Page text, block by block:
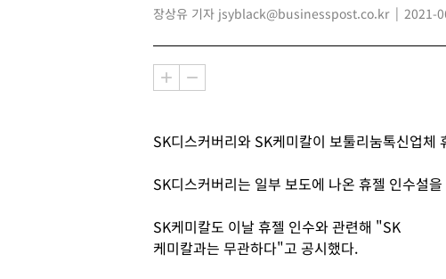
장상유 기자 jsyblack@businesspost.co.kr 2021-
SK디스커버리와 SK케미칼이 보툴리눔톡신업체
SK디스커버리는 일부 보도에 나온 휴젤 인수설
SK케미칼도 이날 휴젤 인수와 관련해 "SK
케미칼과는 무관하다"고 공시했다.